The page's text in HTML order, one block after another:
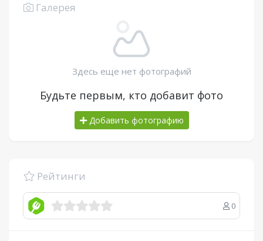
Галерея
Здесь еще нет фотографий
Будьте первым, кто добавит фото
Добавить фотографию
Рейтинги
0